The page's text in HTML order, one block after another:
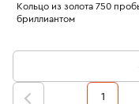
Размеры:
Кольцо из золота 750
бриллиантом
1